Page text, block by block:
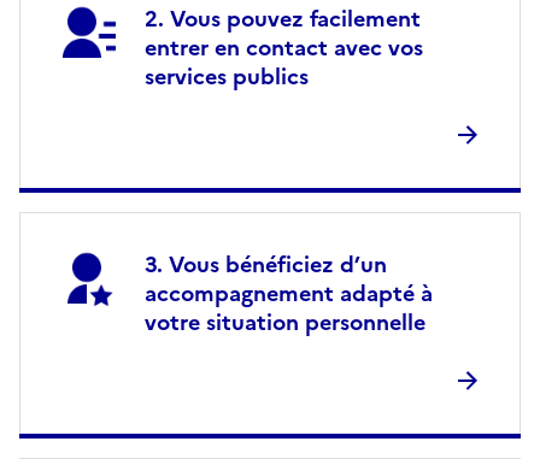
Vous pouvez facilement
entrer en contact avec vos
services publics
Vous bénéficiez d’un
accompagnement adapté à
votre situation personnelle